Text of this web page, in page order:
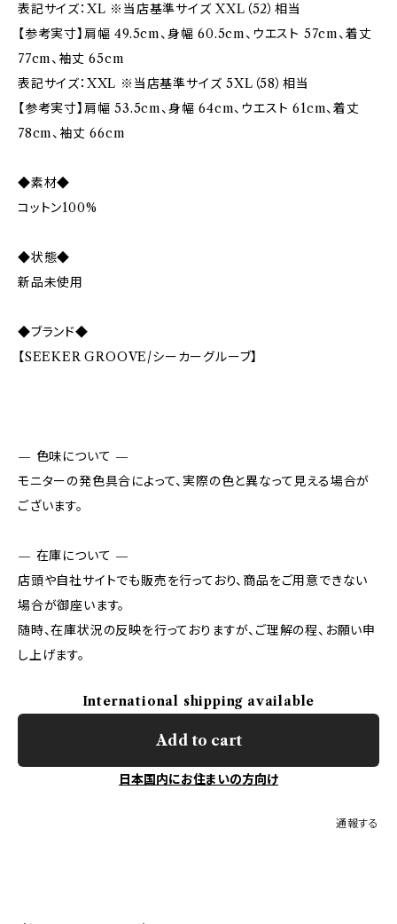
表記サイズ：XL ※当店基準サイズ XXL（52）相当
【参考実寸】肩幅 49.5cm、身幅 60.5cm、ウエスト 57cm、着丈
77cm、袖丈 65cm
表記サイズ：XXL ※当店基準サイズ 5XL（58）相当
【参考実寸】肩幅 53.5cm、身幅 64cm、ウエスト 61cm、着丈
78cm、袖丈 66cm
◆素材◆
コットン100%
◆状態◆
新品未使用
◆ブランド◆
【SEEKER GROOVE/シーカーグルーブ】
— 色味について —
モニターの発色具合によって、実際の色と異なって見える場合が
ございます。
— 在庫について —
店頭や自社サイトでも販売を行っており、商品をご用意できない
場合が御座います。
随時、在庫状況の反映を行っておりますが、ご理解の程、お願い申
し上げます。
International shipping available
Add to cart
日本国内にお住まいの方向け
通報する